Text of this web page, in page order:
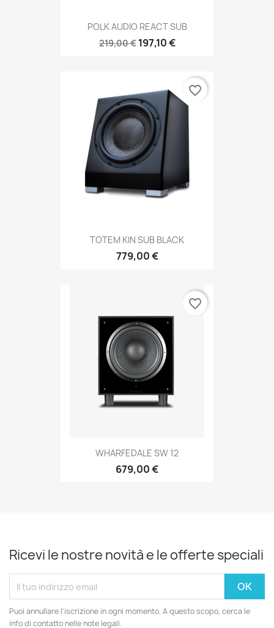
POLK AUDIO REACT SUB
219,00 € 197,10 €
TOTEM KIN SUB BLACK
779,00 €
favorite_border
WHARFEDALE SW 12
679,00 €
favorite_border
Ricevi le nostre novità e le offerte speciali
Puoi annullare l'iscrizione in ogni momento. A questo scopo, cerca le
info di contatto nelle note legali.